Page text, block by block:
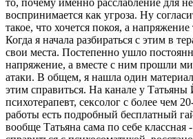
воспринимается как угроза. Ну
такое, что хочется покоя, а
Когда я начала разбираться с этим в
свои места. Постепенно ушло
напряжение, а вместе с ним прошли
атаки. В общем, я нашла один
этим справиться. На канале у Татьяны
психотерапевт, сексолог с более чем
работы есть подробный бесплатный
вообще Татьяна сама по себе классная